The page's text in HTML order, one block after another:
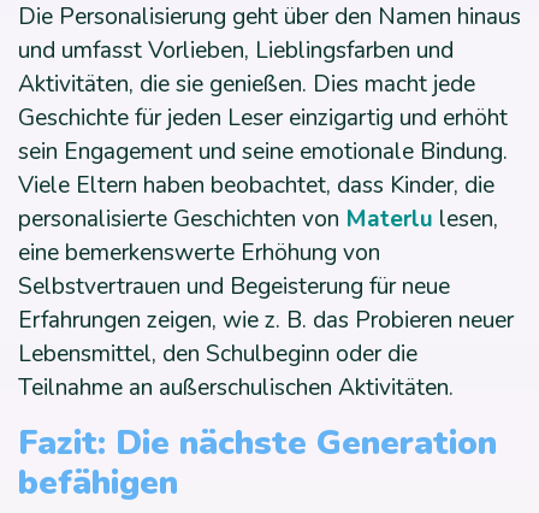
Die Personalisierung geht über den Namen hinaus
und umfasst Vorlieben, Lieblingsfarben und
Aktivitäten, die sie genießen. Dies macht jede
Geschichte für jeden Leser einzigartig und erhöht
sein Engagement und seine emotionale Bindung.
Viele Eltern haben beobachtet, dass Kinder, die
personalisierte Geschichten von Materlu lesen,
eine bemerkenswerte Erhöhung von
Selbstvertrauen und Begeisterung für neue
Erfahrungen zeigen, wie z. B. das Probieren neuer
Lebensmittel, den Schulbeginn oder die
Teilnahme an außerschulischen Aktivitäten.
Fazit: Die nächste Generation
befähigen